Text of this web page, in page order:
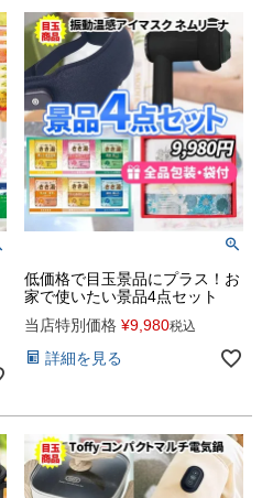
低価格で目玉景品にプラス！お
家で使いたい景品4点セット
当店特別価格 ¥9,980税込
詳細を見る